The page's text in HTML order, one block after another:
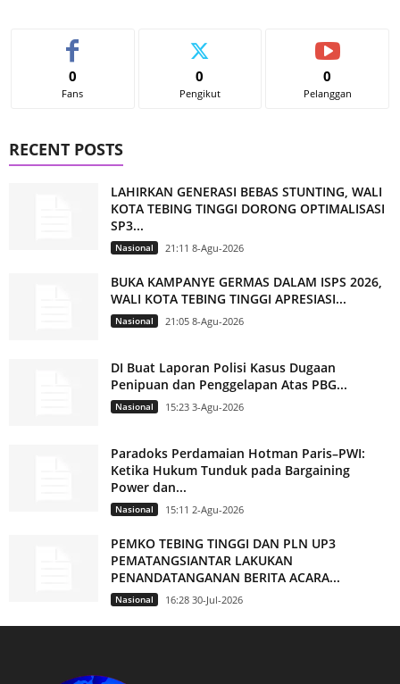
0
Fans
0
Pengikut
0
Pelanggan
RECENT POSTS
LAHIRKAN GENERASI BEBAS STUNTING, WALI
KOTA TEBING TINGGI DORONG OPTIMALISASI
SP3...
Nasional 21:11 8-Agu-2026
BUKA KAMPANYE GERMAS DALAM ISPS 2026,
WALI KOTA TEBING TINGGI APRESIASI...
Nasional 21:05 8-Agu-2026
DI Buat Laporan Polisi Kasus Dugaan
Penipuan dan Penggelapan Atas PBG...
Nasional 15:23 3-Agu-2026
Paradoks Perdamaian Hotman Paris–PWI:
Ketika Hukum Tunduk pada Bargaining
Power dan...
Nasional 15:11 2-Agu-2026
PEMKO TEBING TINGGI DAN PLN UP3
PEMATANGSIANTAR LAKUKAN
PENANDATANGANAN BERITA ACARA...
Nasional 16:28 30-Jul-2026